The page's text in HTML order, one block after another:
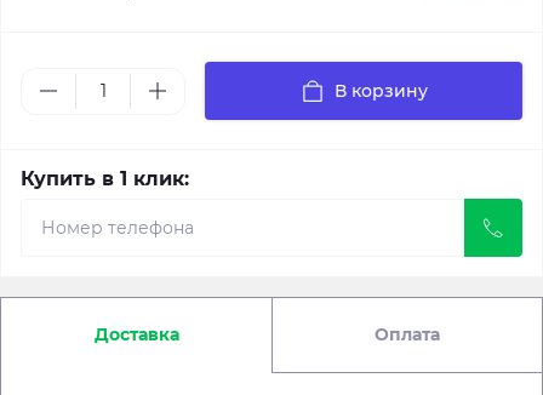
В корзину
Купить в 1 клик:
Доставка Оплата